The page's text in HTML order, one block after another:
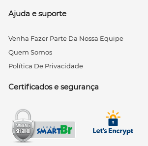
Ajuda e suporte
Venha Fazer Parte Da Nossa Equipe
Quem Somos
Política De Privacidade
Certificados e segurança